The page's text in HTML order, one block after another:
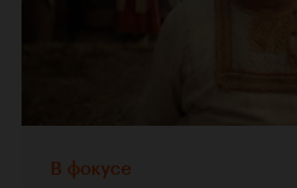
В фокусе